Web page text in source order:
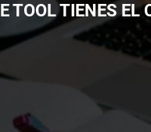
TOOL TIENES EL